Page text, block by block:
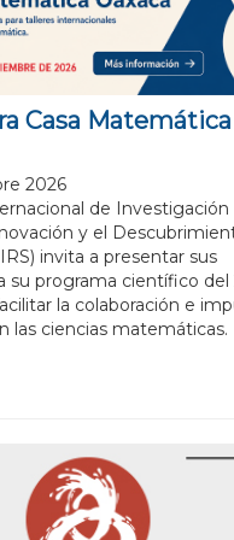
Casa Matemática
2026
de Investigación
y el
invita a presentar sus
su programa científico del
la colaboración e
las ciencias matemáticas.